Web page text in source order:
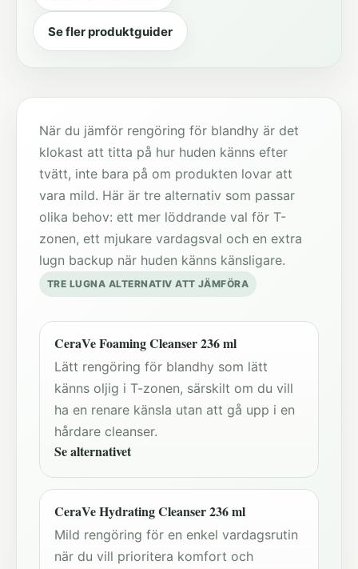
Se fler produktguider
När du jämför rengöring för blandhy är det
klokast att titta på hur huden känns efter
tvätt, inte bara på om produkten lovar att
vara mild. Här är tre alternativ som passar
olika behov: ett mer löddrande val för T-
zonen, ett mjukare vardagsval och en extra
lugn backup när huden känns känsligare.
TRE LUGNA ALTERNATIV ATT JÄMFÖRA
CeraVe Foaming Cleanser 236 ml
Lätt rengöring för blandhy som lätt
känns oljig i T-zonen, särskilt om du vill
ha en renare känsla utan att gå upp i en
hårdare cleanser.
Se alternativet
CeraVe Hydrating Cleanser 236 ml
Mild rengöring för en enkel vardagsrutin
när du vill prioritera komfort och